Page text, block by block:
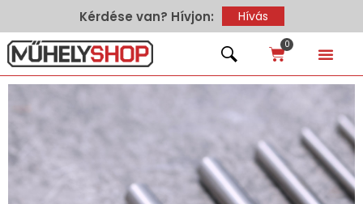
Kérdése van? Hívjon: Hívás
0